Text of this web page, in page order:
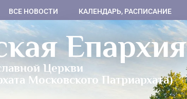
ВСЕ НОВОСТИ КАЛЕНДАРЬ, РАСПИСАНИЕ
Епархия
Церкви
Московского Патриархата)